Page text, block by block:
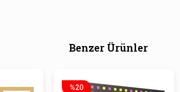
Benzer Ürünler
%20